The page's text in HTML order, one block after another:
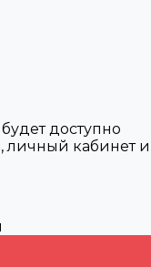
доступно
личный кабинет и